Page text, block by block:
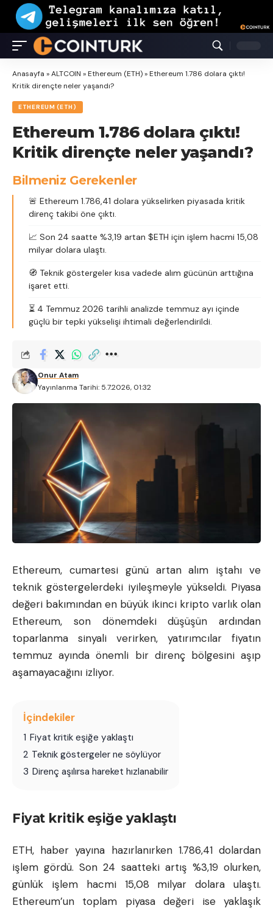
Anasayfa »ALTCOIN »Ethereum (ETH)»Ethereum 1.786 dolara çıktı!
Kritik dirençte neler yaşandı?
ETHEREUM (ETH)
Ethereum 1.786 dolara çıktı!
Kritik dirençte neler yaşandı?
Bilmeniz Gerekenler
🚨 Ethereum 1.786,41 dolara yükselirken piyasada kritik
direnç takibi öne çıktı.
📈 Son 24 saatte %3,19 artan $ETH için işlem hacmi 15,08
milyar dolara ulaştı.
🧭 Teknik göstergeler kısa vadede alım gücünün arttığına
işaret etti.
⏳ 4 Temmuz 2026 tarihli analizde temmuz ayı içinde
güçlü bir tepki yükselişi ihtimali değerlendirildi.
Yayınlanma Tarihi: 5.7.2026, 01:32
Onur Atam
Ethereum, cumartesi günü artan alım iştahı ve
teknik göstergelerdeki iyileşmeyle yükseldi. Piyasa
değeri bakımından en büyük ikinci kripto varlık olan
Ethereum, son dönemdeki düşüşün ardından
toparlanma sinyali verirken, yatırımcılar fiyatın
temmuz ayında önemli bir direnç bölgesini aşıp
aşamayacağını izliyor.
İçindekiler
1 Fiyat kritik eşiğe yaklaştı
2 Teknik göstergeler ne söylüyor
3 Direnç aşılırsa hareket hızlanabilir
Fiyat kritik eşiğe yaklaştı
ETH, haber yayına hazırlanırken 1.786,41 dolardan
işlem gördü. Son 24 saatteki artış %3,19 olurken,
günlük işlem hacmi 15,08 milyar dolara ulaştı.
Ethereum’un toplam piyasa değeri ise yaklaşık